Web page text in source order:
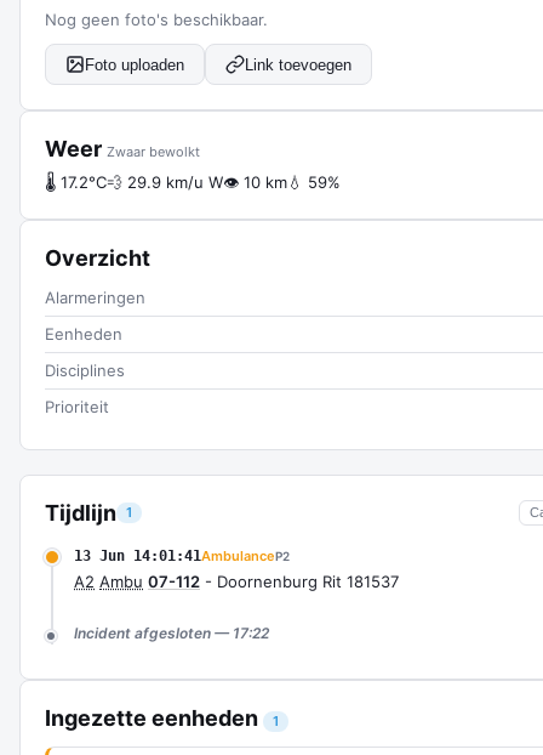
Tijdlijn 1
13 Jun 14:01:41AmbulanceP2
A2 Ambu 07-112 - Doornenburg Rit 181537
Incident afgesloten — 17:22
Ingezette eenheden 1
Nog geen foto's beschikbaar.
Foto uploaden Link toevoegen
Weer Zwaar bewolkt
🌡 17.2°C💨 29.9 km/u W👁 10 km💧 59%
Overzicht
Alarmeringen
Eenheden
Disciplines
Prioriteit